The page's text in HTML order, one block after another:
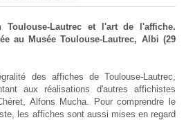
Toulouse-Lautrec et l'art de l'affiche.
au Musée Toulouse-Lautrec, Albi (29
des affiches de Toulouse-Lautrec,
aux réalisations d'autres affichistes
Alfons Mucha. Pour comprendre le
les affiches sont aussi mises en regard